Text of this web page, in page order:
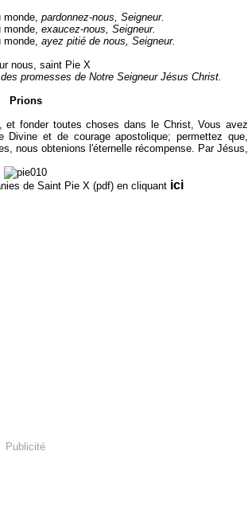
monde, pardonnez-nous, Seigneur.
monde, exaucez-nous, Seigneur.
monde, ayez pitié de nous, Seigneur.
nous, saint Pie X
promesses de Notre Seigneur Jésus Christ.
Prions
et fonder toutes choses dans le Christ, Vous avez
et de courage apostolique; permettez que,
nous obtenions l'éternelle récompense. Par Jésus,
de Saint Pie X (pdf) en cliquant ici
Publicité